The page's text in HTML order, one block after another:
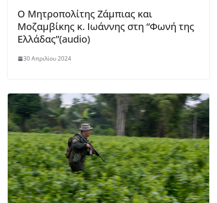
Ο Μητροπολίτης Ζάμπιας και
Μοζαμβίκης κ. Ιωάννης στη “Φωνή της
Ελλάδας”(audio)
30 Απριλίου 2024